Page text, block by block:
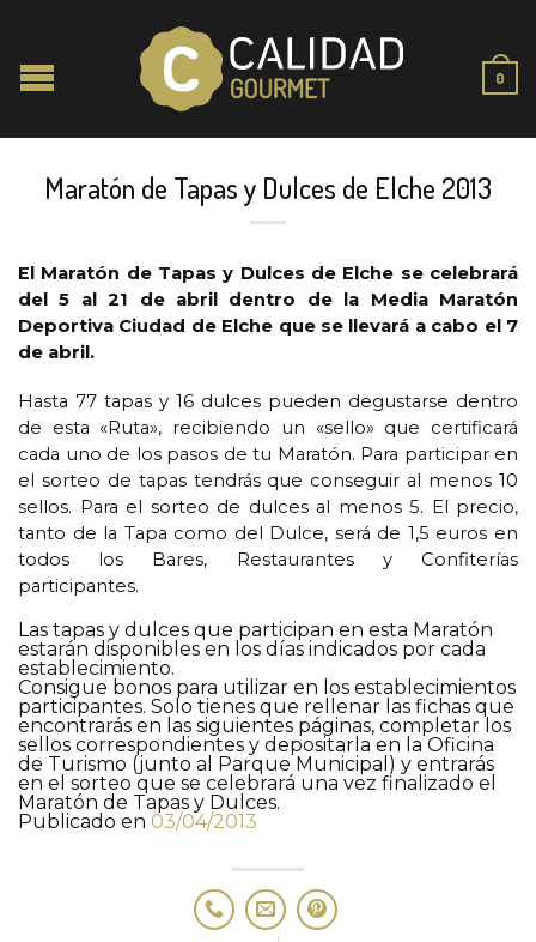
0
Maratón de Tapas y Dulces de Elche 2013
El Maratón de Tapas y Dulces de Elche se celebrará
del 5 al 21 de abril dentro de la Media Maratón
Deportiva Ciudad de Elche que se llevará a cabo el 7
de abril.
Hasta 77 tapas y 16 dulces pueden degustarse dentro
de esta «Ruta», recibiendo un «sello» que certificará
cada uno de los pasos de tu Maratón. Para participar en
el sorteo de tapas tendrás que conseguir al menos 10
sellos. Para el sorteo de dulces al menos 5. El precio,
tanto de la Tapa como del Dulce, será de 1,5 euros en
todos los Bares, Restaurantes y Confiterías
participantes.
Las tapas y dulces que participan en esta Maratón
estarán disponibles en los días indicados por cada
establecimiento.
Consigue bonos para utilizar en los establecimientos
participantes. Solo tienes que rellenar las fichas que
encontrarás en las siguientes páginas, completar los
sellos correspondientes y depositarla en la Oficina
de Turismo (junto al Parque Municipal) y entrarás
en el sorteo que se celebrará una vez finalizado el
Maratón de Tapas y Dulces.
Publicado en 03/04/2013